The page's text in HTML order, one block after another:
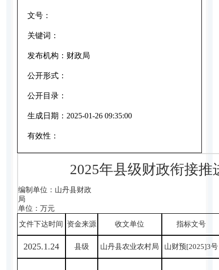
文号：
关键词：
发布机构： 财政局
公开形式：
公开目录：
生成日期： 2025-01-26 09:35:00
有效性：
2025年县级财政衔接
编制单位：山丹县财政
单位：万元
文件下达时间
资金来源 收文单位 指标文号
2025.1.24 县级 山丹县农业农村局 山财预[2025]3号